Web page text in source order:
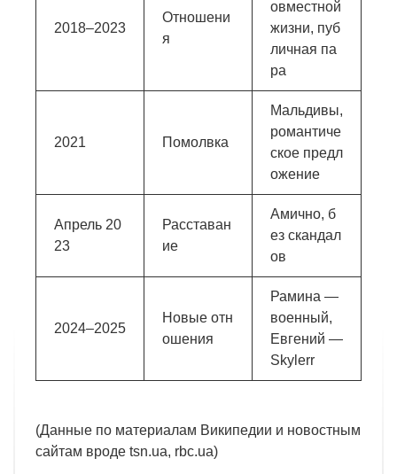
2018–2023
Отношени
я
овместной
жизни, пуб
личная па
ра
2021 Помолвка
Мальдивы,
романтиче
ское предл
ожение
Апрель 20
23
Расставан
ие
Амично, б
ез скандал
ов
2024–2025
Новые отн
ошения
Рамина —
военный,
Евгений —
Skylerr
(Данные по материалам Википедии и новостным
сайтам вроде tsn.ua, rbc.ua)